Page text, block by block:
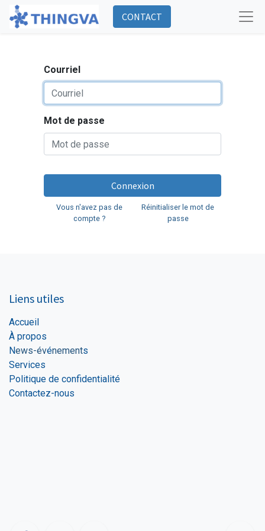
CONTACT
Courriel
Mot de passe
Connexion
Vous n'avez pas de
compte ?
Réinitialiser le mot de
passe
Liens utiles
Accueil
À propos
News-événements
Services
Politique de confidentialité
Contactez-nous